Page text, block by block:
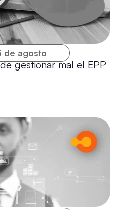
gestionar mal el EPP
de agosto